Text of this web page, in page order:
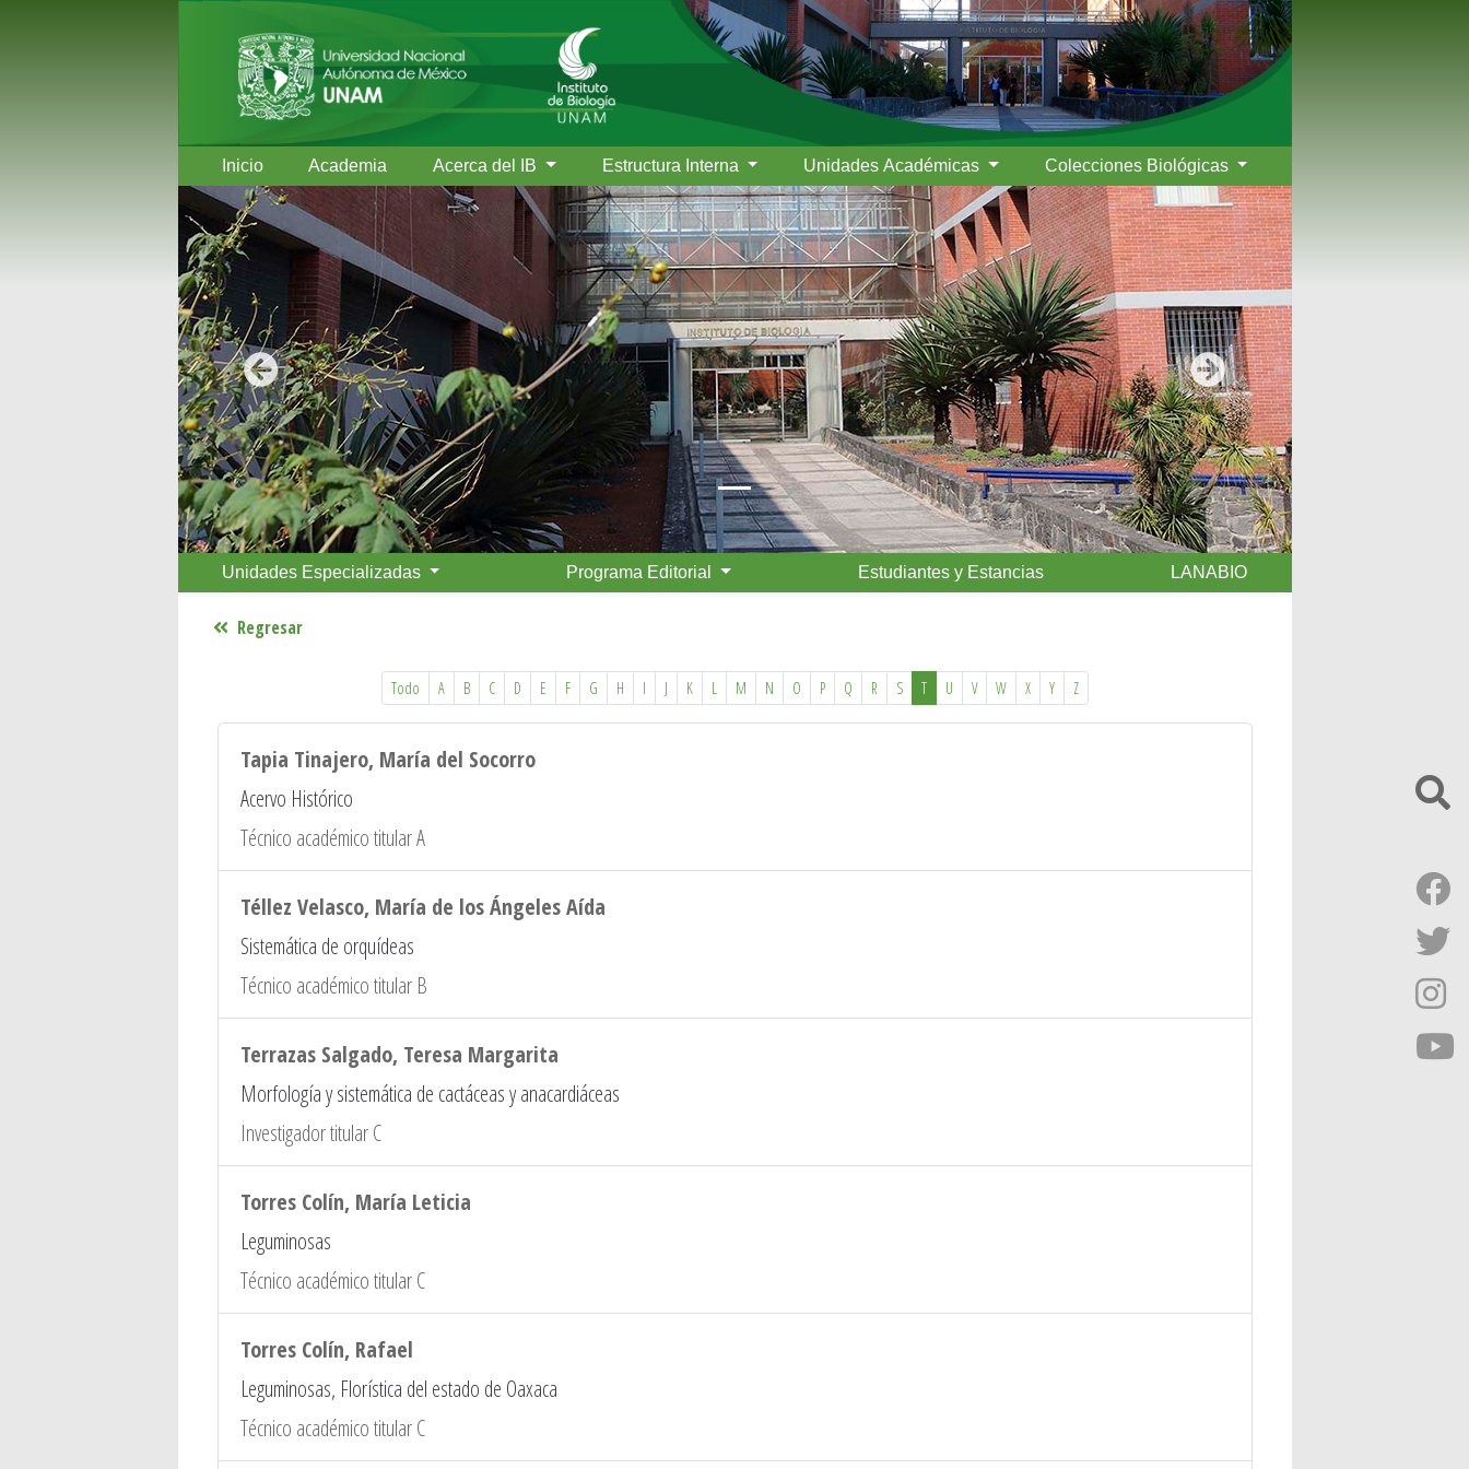
Inicio Academia Acerca del IB Estructura Interna Unidades Académicas Colecciones Biológicas
Anterior Siguiente
Unidades Especializadas Programa Editorial Estudiantes y Estancias LANABIO
Regresar
Todo A B C D E F G H I J K L M N O P Q R S T U V W X Y Z
Tapia Tinajero, María del Socorro
Acervo Histórico
Técnico académico titular A
Téllez Velasco, María de los Ángeles Aída
Sistemática de orquídeas
Técnico académico titular B
Terrazas Salgado, Teresa Margarita
Morfología y sistemática de cactáceas y anacardiáceas
Investigador titular C
Torres Colín, María Leticia
Leguminosas
Técnico académico titular C
Torres Colín, Rafael
Leguminosas, Florística del estado de Oaxaca
Técnico académico titular C